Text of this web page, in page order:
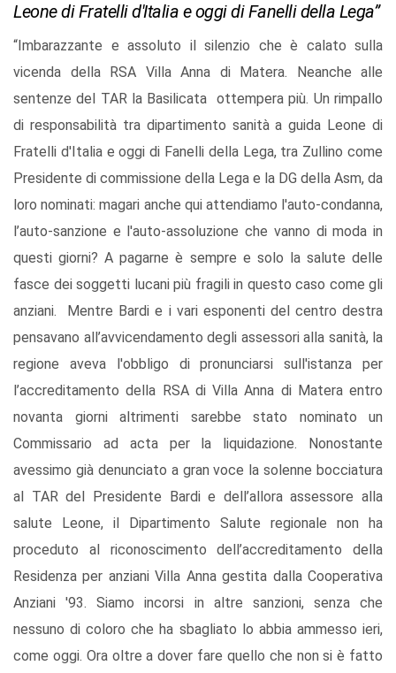
Leone di Fratelli d'Italia e oggi di Fanelli della Lega”
“Imbarazzante e assoluto il silenzio che è calato sulla
vicenda della RSA Villa Anna di Matera. Neanche alle
sentenze del TAR la Basilicata ottempera più. Un rimpallo
di responsabilità tra dipartimento sanità a guida Leone di
Fratelli d'Italia e oggi di Fanelli della Lega, tra Zullino come
Presidente di commissione della Lega e la DG della Asm, da
loro nominati: magari anche qui attendiamo l'auto-condanna,
l’auto-sanzione e l'auto-assoluzione che vanno di moda in
questi giorni? A pagarne è sempre e solo la salute delle
fasce dei soggetti lucani più fragili in questo caso come gli
anziani. Mentre Bardi e i vari esponenti del centro destra
pensavano all’avvicendamento degli assessori alla sanità, la
regione aveva l'obbligo di pronunciarsi sull'istanza per
l’accreditamento della RSA di Villa Anna di Matera entro
novanta giorni altrimenti sarebbe stato nominato un
Commissario ad acta per la liquidazione. Nonostante
avessimo già denunciato a gran voce la solenne bocciatura
al TAR del Presidente Bardi e dell’allora assessore alla
salute Leone, il Dipartimento Salute regionale non ha
proceduto al riconoscimento dell’accreditamento della
Residenza per anziani Villa Anna gestita dalla Cooperativa
Anziani '93. Siamo incorsi in altre sanzioni, senza che
nessuno di coloro che ha sbagliato lo abbia ammesso ieri,
come oggi. Ora oltre a dover fare quello che non si è fatto